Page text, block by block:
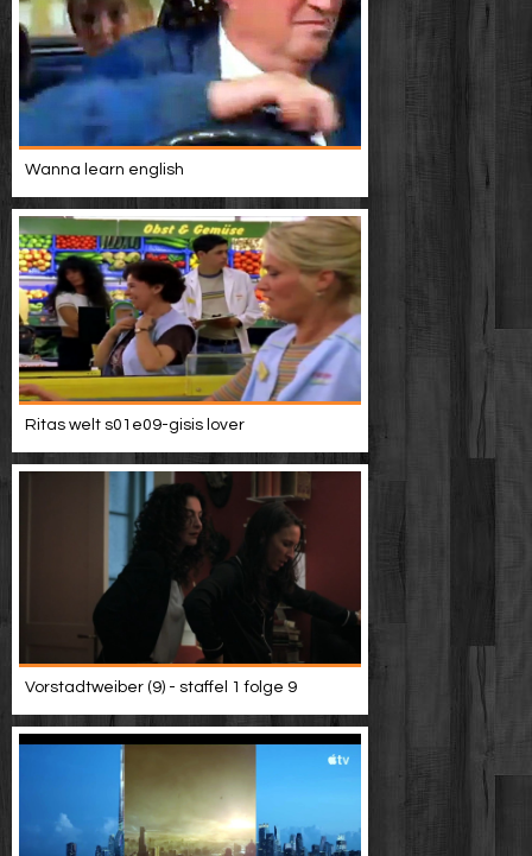
Wanna learn english
Ritas welt s01e09-gisis lover
Vorstadtweiber (9) - staffel 1 folge 9